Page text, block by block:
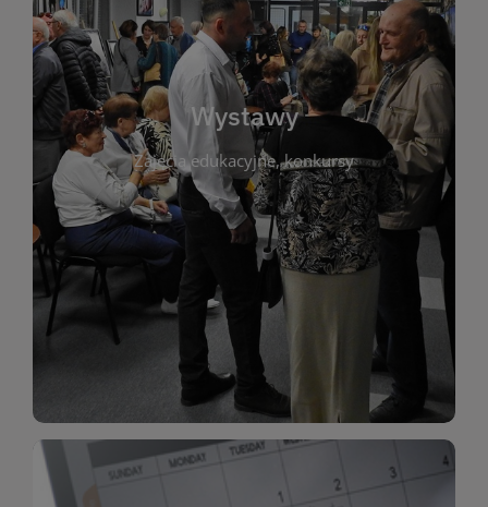
Wystawy
Zajęcia edukacyjne, konkursy
Wystawy
Biblioteka organizuje prezentujące zarówno
sztukę lokalnych twórców, jak i zbiory tematyczne.
W tej sekcji znajdziesz informacje o aktualnych
ekspozycjach oraz archiwum wystaw z
poprzednich lat. Prezentowane prace obejmują
malarstwo, fotografię, rękodzieło i inne formy
artystyczne. Każda wystawa to wyjątkowa okazja
do kontaktu z kulturą i sztuką w przestrzeni
biblioteki. Serdecznie zapraszamy wszystkich
miłośników estetycznych doznań!